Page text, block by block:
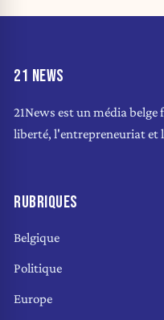
21 NEWS
21News est un média
liberté, l'entrepreneuriat et
RUBRIQUES
Belgique
Politique
Europe